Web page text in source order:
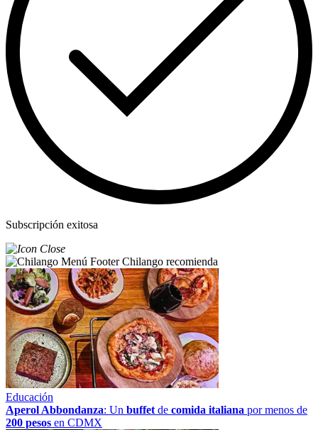
Subscripción exitosa
Chilango recomienda
Educación
Aperol Abbondanza: Un buffet de comida italiana por menos de
200 pesos en CDMX